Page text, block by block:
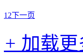
1 2下一页
+ 加载更